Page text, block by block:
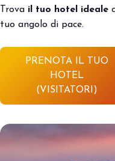
Trova il tuo hotel ideale
tuo angolo di pace.
PRENOTA IL TUO
HOTEL
(VISITATORI)